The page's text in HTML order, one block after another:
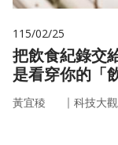
115/02/25
把飲食紀錄交
是看穿你的「
黃宜稜 ｜ 科技大